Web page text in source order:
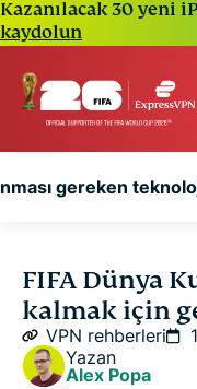
Kazanılacak 30 yeni
kaydolun
gereken
FIFA Dünya
teknolojiler
Kısa özet: Riskler
FIFA Dünya
kalmak için
VPN rehberleri
Yazan
Alex Popa